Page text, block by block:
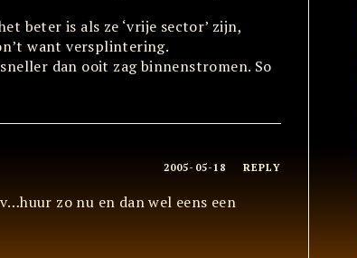
beter is als ze ‘vrije sector’ zijn,
want versplintering.
dan ooit zag binnenstromen. So
2005-05-18 REPLY
zo nu en dan wel eens een